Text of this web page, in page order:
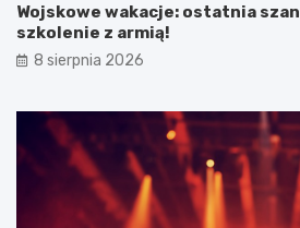
Wojskowe wakacje: ostatnia
szkolenie z armią!
8 sierpnia 2026